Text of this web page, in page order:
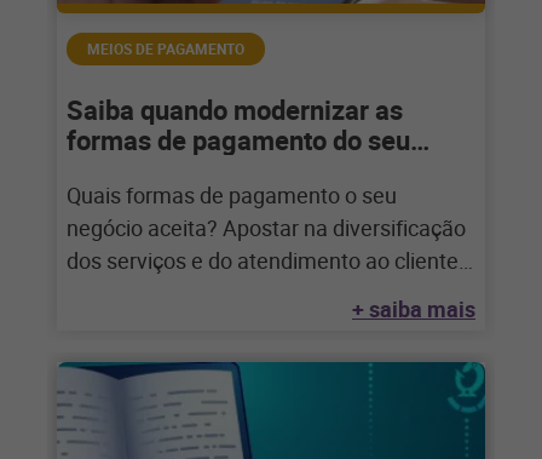
MEIOS DE PAGAMENTO
Saiba quando modernizar as
formas de pagamento do seu
Quais formas de pagamento o seu
negócio aceita? Apostar na diversificação
dos serviços e do atendimento ao cliente é
+ saiba mais